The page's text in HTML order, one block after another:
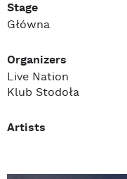
Stage
Główna
Organizers
Live Nation
Klub Stodoła
Artists